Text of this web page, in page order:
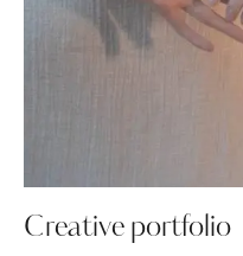
Creative portfolio